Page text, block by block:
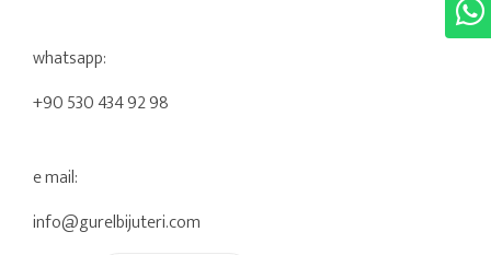
whatsapp:
+90 530 434 92 98
e mail:
info@gurelbijuteri.com